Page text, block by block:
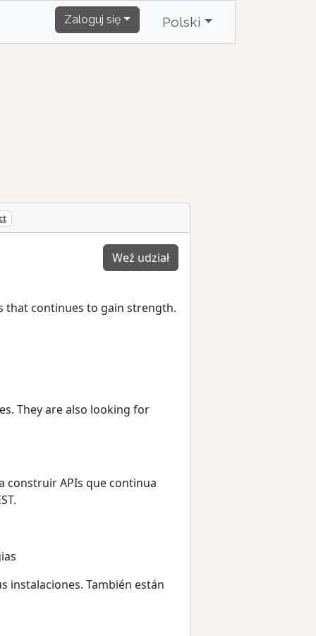
Zaloguj się Polski
Weź udział
that continues to gain strength.
They are also looking for
construir APIs que continua
instalaciones. También están